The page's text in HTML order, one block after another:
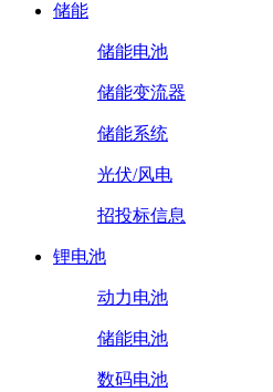
储能
储能电池
储能变流器
储能系统
光伏/风电
招投标信息
锂电池
动力电池
储能电池
数码电池